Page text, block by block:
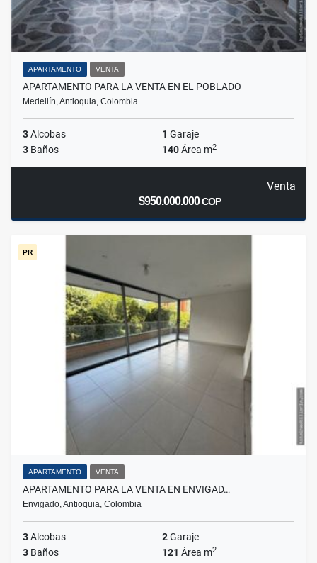
APARTAMENTO VENTA
APARTAMENTO PARA LA VENTA EN EL POBLADO
Medellín, Antioquia, Colombia
3Alcobas 1 Garaje
3 Baños 140Área m2
Venta
$950.000.000COP
PR
APARTAMENTO VENTA
APARTAMENTO PARA LA VENTA EN ENVIGAD…
Envigado, Antioquia, Colombia
3Alcobas 2Garaje
3 Baños 121 Área m2